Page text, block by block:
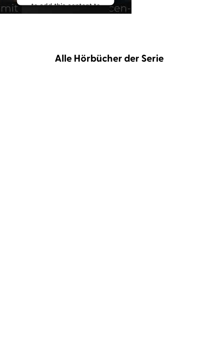
to add this content to
the list of technologies
Management
Alle Hörbücher der Serie